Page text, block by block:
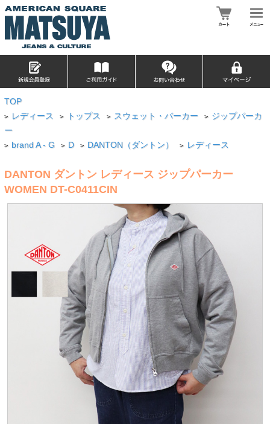
TOP
> レディース > トップス > スウェット・パーカー > ジップパーカ
ー
> brand A - G > D > DANTON（ダントン） > レディース
DANTON ダントン レディース ジップパーカー
WOMEN DT-C0411CIN